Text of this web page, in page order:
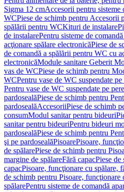
Sigma 12 cmAccesorii pentru sisteme
WCPiese de schimb pentru Accesorii
spălării pentru WCKituri de instalare
de instalarePentru sisteme de
acţionare spălare electronicăPiese de
de comandă a spălării pentru WC cu
electronicăModule sanitare Geberit
vas de WCPiese de schimb pentru
WCPentru vase de WC suspendate pe
Pentru vase de WC suspendate pe
pardosealăPiese de schimb pentru
pardosealăAccesoriiPiese de schimb
consumModul sanitar pentru bideuri
sanitar pentru bideuriPentru bideuri
pardosealăPiese de schimb pentru
şi pe pardosealăPisoarePisoare,
de spălarePiese de schimb pentru
margine de spălareFără capacPiese de
capacPisoare, funcţionare cu spălare,
de schimb pentru Pisoare, funcţionare
spălarePentru sisteme de comandă